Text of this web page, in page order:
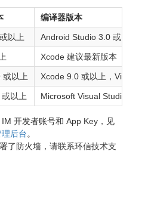
编译器版本
以上 Android Studio 3.0 或以上
Xcode 建议最新版本
或以上 Xcode 9.0 或以上，Visual
以上 Microsoft Visual Studio
开发者账号和 App Key，见
后台。
了防火墙，请联系环信技术支